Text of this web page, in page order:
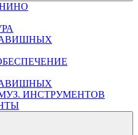
ИНСТРУМЕНТОВ